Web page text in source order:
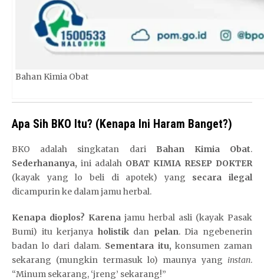
Bahan Kimia Obat
Apa Sih BKO Itu? (Kenapa Ini Haram Banget?)
BKO adalah singkatan dari Bahan Kimia Obat.
Sederhananya, ini adalah OBAT KIMIA RESEP DOKTER
(kayak yang lo beli di apotek) yang secara ilegal
dicampurin ke dalam jamu herbal.
Kenapa dioplos? Karena jamu herbal asli (kayak Pasak
Bumi) itu kerjanya holistikdan pelan. Dia ngebenerin
badan lo dari dalam. Sementara itu, konsumen zaman
sekarang (mungkin termasuk lo) maunya yang instan.
“Minum sekarang, ‘jreng’ sekarang!”